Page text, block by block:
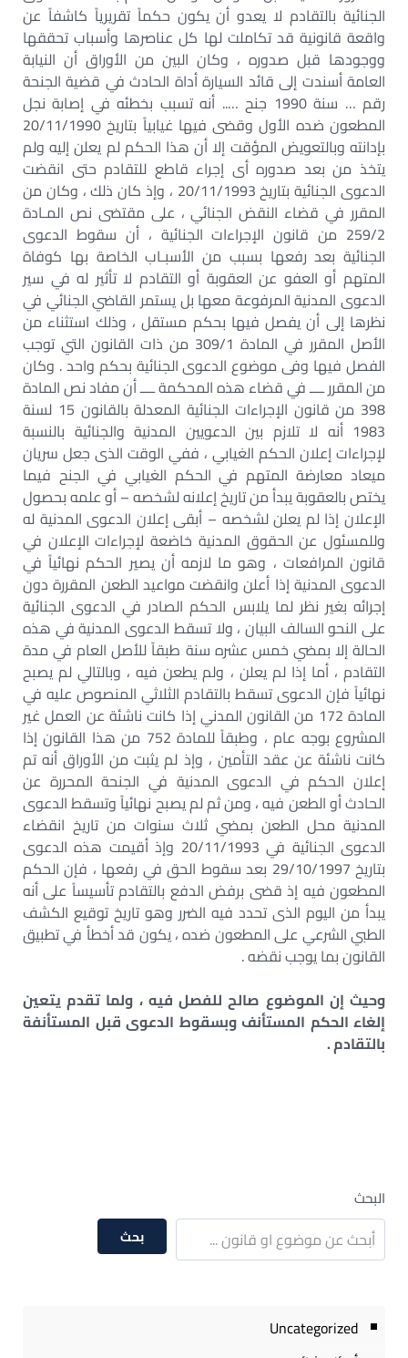
الجنائية بالتقادم لا يعدو أن يكون حكماً تقريرياً كاشفاً عن
واقعة قانونية قد تكاملت لها كل عناصرها وأسباب تحققها
ووجودها قبل صدوره ، وكان البين من الأوراق أن النيابة
العامة أسندت إلى قائد السيارة أداة الحادث في قضية الجنحة
رقم … سنة 1990 جنح ….. أنه تسبب بخطئه في إصابة نجل
المطعون ضده الأول وقضى فيها غيابياً بتاريخ 20/11/1990
بإدانته وبالتعويض المؤقت إلا أن هذا الحكم لم يعلن إليه ولم
يتخذ من بعد صدوره أى إجراء قاطع للتقادم حتى انقضت
الدعوى الجنائية بتاريخ 20/11/1993 ، وإذ كان ذلك ، وكان من
المقرر في قضاء النقض الجنائي ، على مقتضى نص المـادة
259/2 من قانون الإجراءات الجنائية ، أن سقوط الدعوى
الجنائية بعد رفعها بسبب من الأسبـاب الخاصة بها كوفاة
المتهم أو العفو عن العقوبة أو التقادم لا تأثير له في سير
الدعوى المدنية المرفوعة معها بل يستمر القاضي الجنائي في
نظرها إلى أن يفصل فيها بحكم مستقل ، وذلك استثناء من
الأصل المقرر في المادة 309/1 من ذات القانون التي توجب
الفصل فيها وفى موضوع الدعوى الجنائية بحكم واحد . وكان
من المقرر ــــ في قضاء هذه المحكمة ــــ أن مفاد نص المادة
398 من قانون الإجراءات الجنائية المعدلة بالقانون 15 لسنة
1983 أنه لا تلازم بين الدعويين المدنية والجنائية بالنسبة
لإجراءات إعلان الحكم الغيابي ، ففي الوقت الذى جعل سريان
ميعاد معارضة المتهم في الحكم الغيابي في الجنح فيما
يختص بالعقوبة يبدأ من تاريخ إعلانه لشخصه – أو علمه بحصول
الإعلان إذا لم يعلن لشخصه – أبقى إعلان الدعوى المدنية له
وللمسئول عن الحقوق المدنية خاضعة لإجراءات الإعلان في
قانون المرافعات ، وهو ما لازمه أن يصير الحكم نهائياً في
الدعوى المدنية إذا أعلن وانقضت مواعيد الطعن المقررة دون
إجرائه بغير نظر لما يلابس الحكم الصادر في الدعوى الجنائية
على النحو السالف البيان ، ولا تسقط الدعوى المدنية في هذه
الحالة إلا بمضي خمس عشره سنة طبقاً للأصل العام في مدة
التقادم ، أما إذا لم يعلن ، ولم يطعن فيه ، وبالتالي لم يصبح
نهائياً فإن الدعوى تسقط بالتقادم الثلاثي المنصوص عليه في
المادة 172 من القانون المدني إذا كانت ناشئة عن العمل غير
المشروع بوجه عام ، وطبقاً للمادة 752 من هذا القانون إذا
كانت ناشئة عن عقد التأمين ، وإذ لم يثبت من الأوراق أنه تم
إعلان الحكم في الدعوى المدنية في الجنحة المحررة عن
الحادث أو الطعن فيه ، ومن ثم لم يصبح نهائياً وتسقط الدعوى
المدنية محل الطعن بمضي ثلاث سنوات من تاريخ انقضاء
الدعوى الجنائية في 20/11/1993 وإذ أقيمت هذه الدعوى
بتاريخ 29/10/1997 بعد سقوط الحق في رفعها ، فإن الحكم
المطعون فيه إذ قضى برفض الدفع بالتقادم تأسيساً على أنه
يبدأ من اليوم الذى تحدد فيه الضرر وهو تاريخ توقيع الكشف
الطبي الشرعي على المطعون ضده ، يكون قد أخطأ في تطبيق
القانون بما يوجب نقضه .
وحيث إن الموضوع صالح للفصل فيه ، ولما تقدم يتعين
إلغاء الحكم المستأنف وبسقوط الدعوى قبل المستأنفة
بالتقادم .
البحث
بحث
Uncategorized